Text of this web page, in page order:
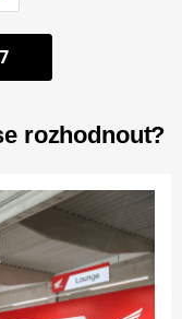
rozhodnout?